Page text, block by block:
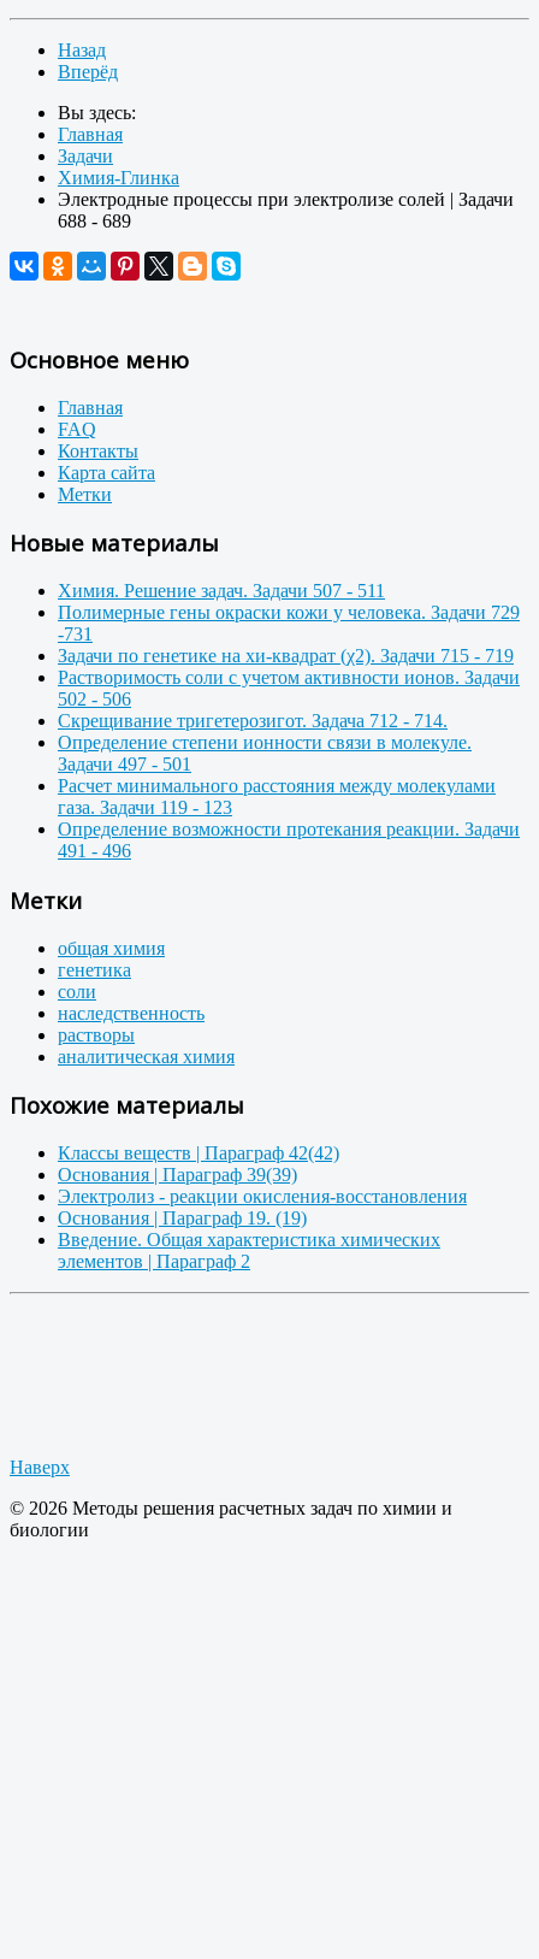
Назад
Вперёд
Вы здесь:
Главная
Задачи
Химия-Глинка
Электродные процессы при электролизе солей | Задачи
688 - 689
Основное меню
Главная
FAQ
Контакты
Карта сайта
Метки
Новые материалы
Химия. Решение задач. Задачи 507 - 511
Полимерные гены окраски кожи у человека. Задачи 729
-731
Задачи по генетике на хи-квадрат (χ2). Задачи 715 - 719
Растворимость соли с учетом активности ионов. Задачи
502 - 506
Скрещивание тригетерозигот. Задача 712 - 714.
Определение степени ионности связи в молекуле.
Задачи 497 - 501
Расчет минимального расстояния между молекулами
газа. Задачи 119 - 123
Определение возможности протекания реакции. Задачи
491 - 496
Метки
общая химия
генетика
соли
наследственность
растворы
аналитическая химия
Похожие материалы
Классы веществ | Параграф 42(42)
Основания | Параграф 39(39)
Электролиз - реакции окисления-восстановления
Основания | Параграф 19. (19)
Введение. Общая характеристика химических
элементов | Параграф 2
Наверх
© 2026 Методы решения расчетных задач по химии и
биологии